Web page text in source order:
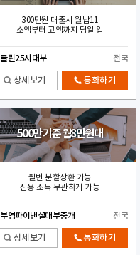
300만원 대출시 월납11
소액부터 고액까지 당일 입
클린25시대부 전국
상세보기 통화하기
500만 기준 월8만원대
월변 분할상환 가능
신용 소득 무관하게 가능
부영파이낸셜대부중개 전국
상세보기 통화하기